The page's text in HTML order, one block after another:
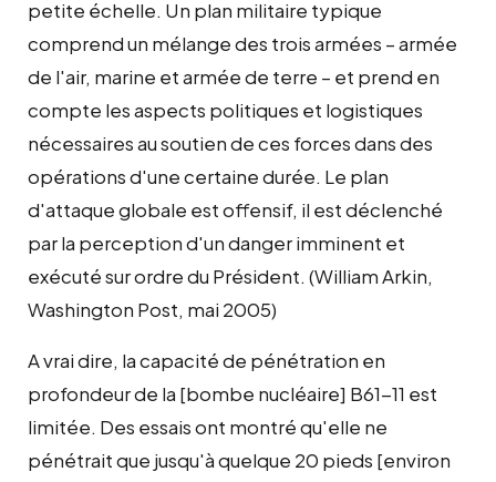
petite échelle. Un plan militaire typique
comprend un mélange des trois armées – armée
de l'air, marine et armée de terre – et prend en
compte les aspects politiques et logistiques
nécessaires au soutien de ces forces dans des
opérations d'une certaine durée. Le plan
d'attaque globale est offensif, il est déclenché
par la perception d'un danger imminent et
exécuté sur ordre du Président. (William Arkin,
Washington Post, mai 2005)
A vrai dire, la capacité de pénétration en
profondeur de la [bombe nucléaire] B61-11 est
limitée. Des essais ont montré qu'elle ne
pénétrait que jusqu'à quelque 20 pieds [environ